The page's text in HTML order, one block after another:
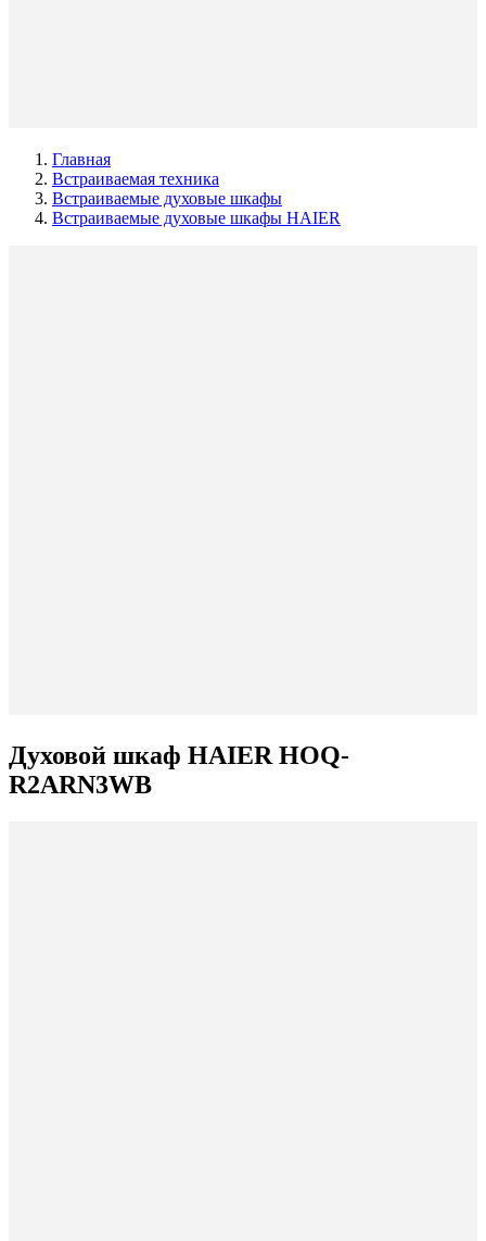
Главная
Встраиваемая техника
Встраиваемые духовые шкафы
Встраиваемые духовые шкафы HAIER
Духовой шкаф HAIER HOQ-
R2ARN3WB